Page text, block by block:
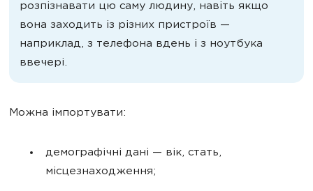
розпізнавати цю саму людину, навіть якщо
вона заходить із різних пристроїв —
наприклад, з телефона вдень і з ноутбука
ввечері.
Можна імпортувати:
демографічні дані — вік, стать,
місцезнаходження;